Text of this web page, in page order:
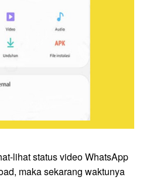
lihat status video WhatsApp
maka sekarang waktunya